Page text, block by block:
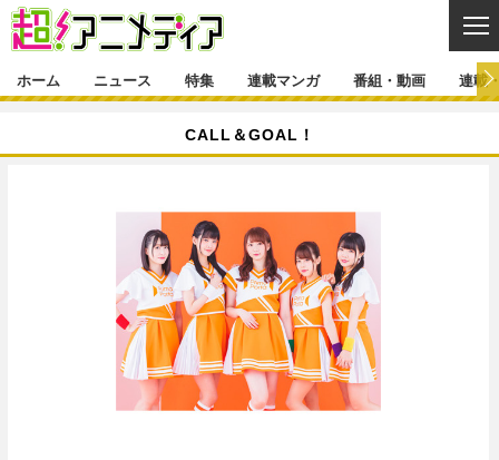
ゲーム・アプリ マンガ
音楽
グッズ イベント
声優 コスプレ
新帝スタ
インタビュー レポート
ラキりす
連載マンガ一覧 連載一覧
番組・動画一覧 ラジオ
動画
連載・ブログ一覧 コラム
編集部ブログ・お知らせ
ホーム ニュース 特集 連載マンガ 番組・動画 連載
CALL＆GOAL！